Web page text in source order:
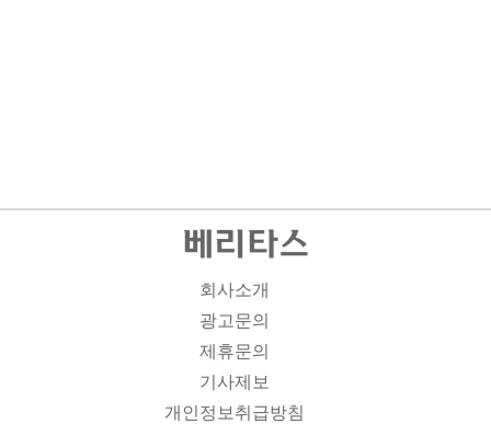
회사소개
광고문의
제휴문의
기사제보
개인정보취급방침